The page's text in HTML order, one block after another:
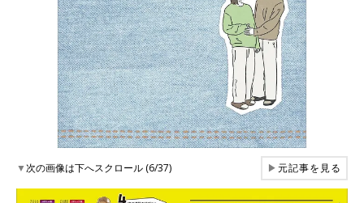
▼次の画像は下へスクロール (6/37) ▶元記事を見る